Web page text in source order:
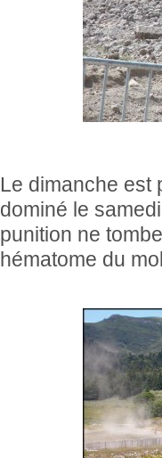
Le dimanche est
dominé le
punition ne
hématome du